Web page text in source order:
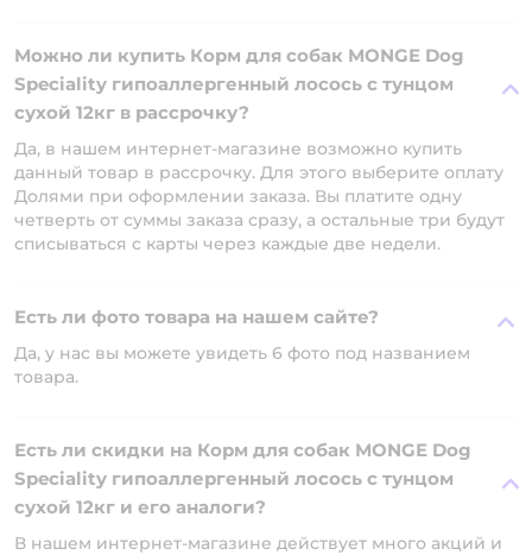
Можно ли купить Корм для собак MONGE Dog
Speciality гипоаллергенный лосось с тунцом
сухой 12кг в рассрочку?
Да, в нашем интернет-магазине возможно купить
данный товар в рассрочку. Для этого выберите оплату
Долями при оформлении заказа. Вы платите одну
четверть от суммы заказа сразу, а остальные три будут
списываться с карты через каждые две недели.
Есть ли фото товара на нашем сайте?
Да, у нас вы можете увидеть 6 фото под названием
товара.
Есть ли скидки на Корм для собак MONGE Dog
Speciality гипоаллергенный лосось с тунцом
сухой 12кг и его аналоги?
В нашем интернет-магазине действует много акций и